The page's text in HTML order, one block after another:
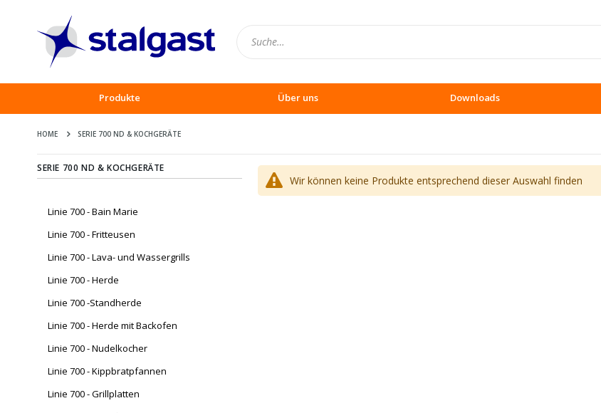
Produkte Über uns Downloads
HOME SERIE 700 ND & KOCHGERÄTE
Wir können keine Produkte entsprechend dieser Auswahl finden
SERIE 700 ND & KOCHGERÄTE
Linie 700 - Bain Marie
Linie 700 - Fritteusen
Linie 700 - Lava- und Wassergrills
Linie 700 - Herde
Linie 700 -Standherde
Linie 700 - Herde mit Backofen
Linie 700 - Nudelkocher
Linie 700 - Kippbratpfannen
Linie 700 - Grillplatten